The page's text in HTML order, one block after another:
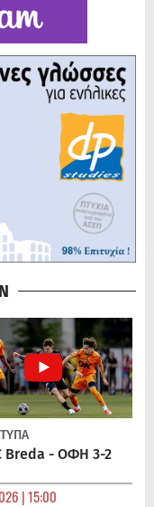
Breda - ΟΦΗ 3-2
| 15:00